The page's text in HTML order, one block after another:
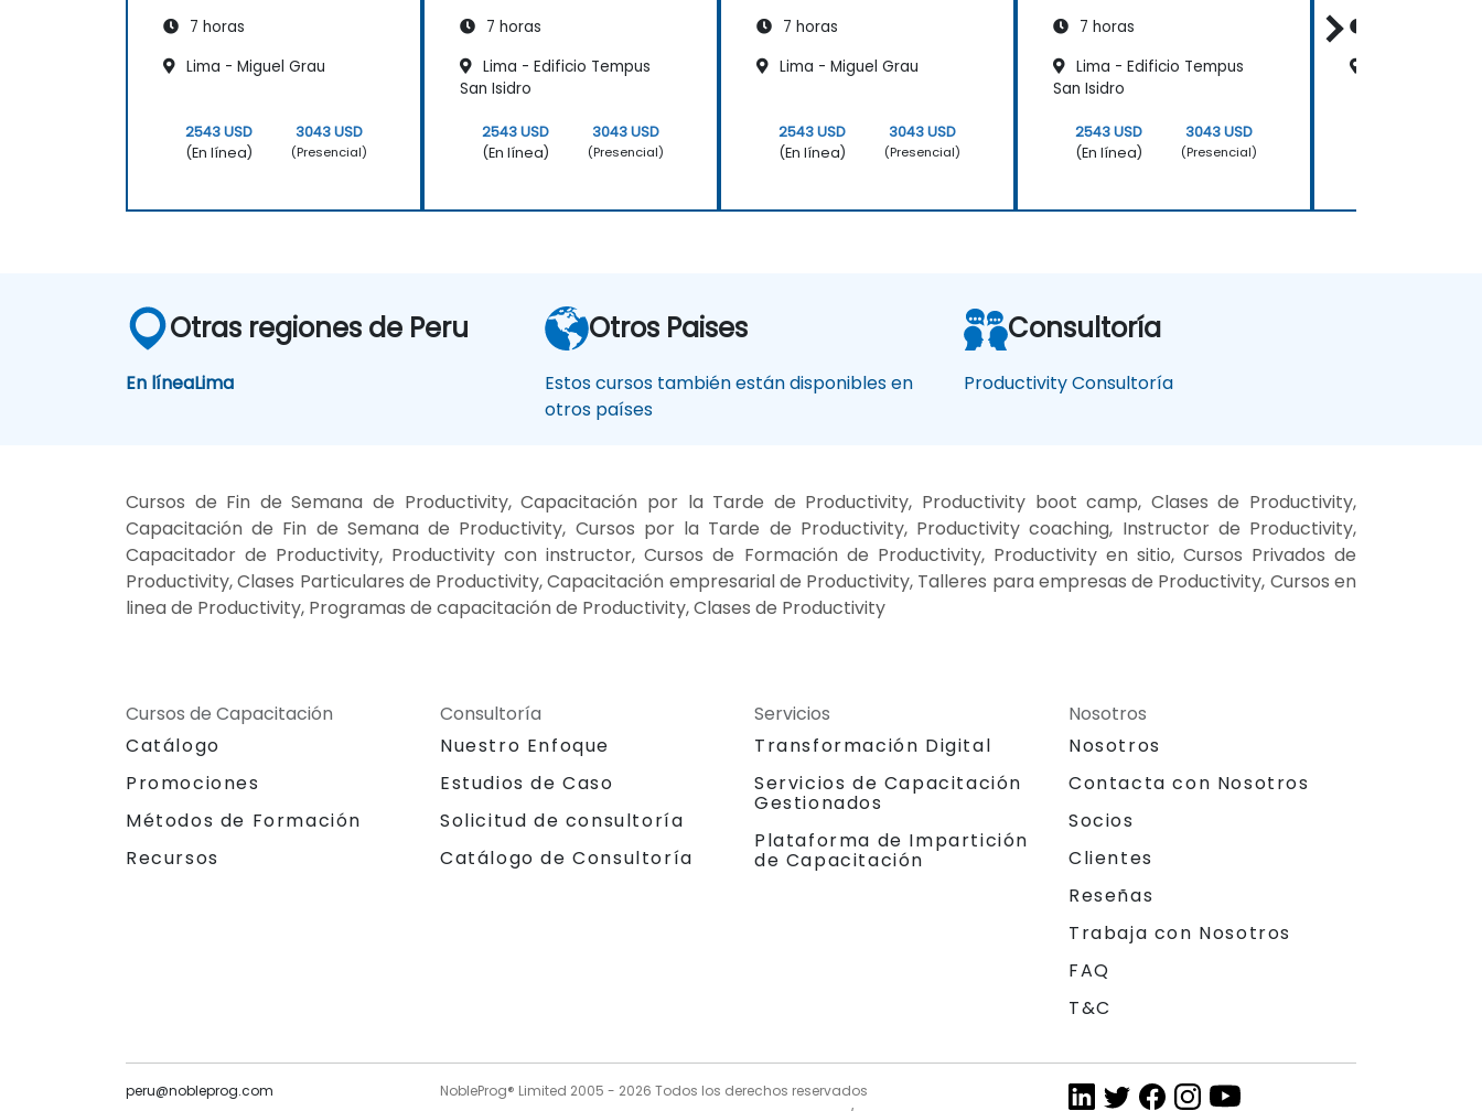
7 horas
Lima - Miguel Grau
2543 USD
(En línea)
3043 USD
(Presencial)
7 horas
Lima - Edificio Tempus
San Isidro
2543 USD
(En línea)
3043 USD
(Presencial)
7 horas
Lima - Miguel Grau
2543 USD
(En línea)
3043 USD
(Presencial)
7 horas
Lima - Edificio Tempus
San Isidro
2543 USD
(En línea)
3043 USD
(Presencial)
Otras regiones de Peru
En líneaLima
Otros Paises
Estos cursos también están disponibles en
otros países
Consultoría
Productivity Consultoría
Cursos de Fin de Semana de Productivity, Capacitación por la Tarde de Productivity, Productivity boot camp, Clases de Productivity,
Capacitación de Fin de Semana de Productivity, Cursos por la Tarde de Productivity, Productivity coaching, Instructor de Productivity,
Capacitador de Productivity, Productivity con instructor, Cursos de Formación de Productivity, Productivity en sitio, Cursos Privados de
Productivity, Clases Particulares de Productivity, Capacitación empresarial de Productivity, Talleres para empresas de Productivity, Cursos en
linea de Productivity, Programas de capacitación de Productivity, Clases de Productivity
Cursos de Capacitación
Catálogo
Promociones
Métodos de Formación
Recursos
Consultoría
Nuestro Enfoque
Estudios de Caso
Solicitud de consultoría
Catálogo de Consultoría
Servicios
Transformación Digital
Servicios de Capacitación
Gestionados
Plataforma de Impartición
de Capacitación
Nosotros
Nosotros
Contacta con Nosotros
Socios
Clientes
Reseñas
Trabaja con Nosotros
FAQ
T&C
peru@nobleprog.com NobleProg® Limited 2005 - 2026 Todos los derechos reservados